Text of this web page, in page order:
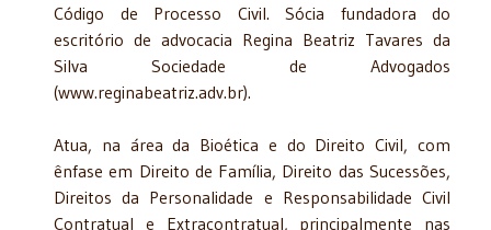
Código de Processo Civil. Sócia fundadora do
escritório de advocacia Regina Beatriz Tavares da
Silva Sociedade de Advogados
(www.reginabeatriz.adv.br).
Atua, na área da Bioética e do Direito Civil, com
ênfase em Direito de Família, Direito das Sucessões,
Direitos da Personalidade e Responsabilidade Civil
Contratual e Extracontratual, principalmente nas